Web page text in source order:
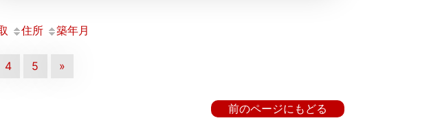
住所 築年月
4 5 »
前のページにもどる